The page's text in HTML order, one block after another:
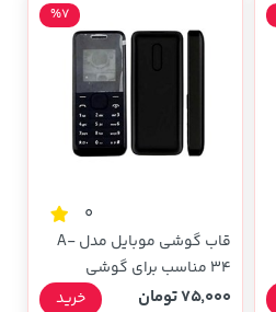
0
قاب گوشی موبایل مدل A-
34 مناسب برای گوشی
موبایل نوکیا 105
%7
75,000 تومان خرید